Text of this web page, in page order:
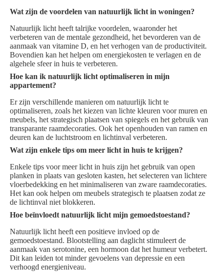
Wat zijn de voordelen van natuurlijk licht in woningen?
Natuurlijk licht heeft talrijke voordelen, waaronder het
verbeteren van de mentale gezondheid, het bevorderen van de
aanmaak van vitamine D, en het verhogen van de productiviteit.
Bovendien kan het helpen om energiekosten te verlagen en de
algehele sfeer in huis te verbeteren.
Hoe kan ik natuurlijk licht optimaliseren in mijn
appartement?
Er zijn verschillende manieren om natuurlijk licht te
optimaliseren, zoals het kiezen van lichte kleuren voor muren en
meubels, het strategisch plaatsen van spiegels en het gebruik van
transparante raamdecoraties. Ook het openhouden van ramen en
deuren kan de luchtstroom en lichtinval verbeteren.
Wat zijn enkele tips om meer licht in huis te krijgen?
Enkele tips voor meer licht in huis zijn het gebruik van open
planken in plaats van gesloten kasten, het selecteren van lichtere
vloerbedekking en het minimaliseren van zware raamdecoraties.
Het kan ook helpen om meubels strategisch te plaatsen zodat ze
de lichtinval niet blokkeren.
Hoe beïnvloedt natuurlijk licht mijn gemoedstoestand?
Natuurlijk licht heeft een positieve invloed op de
gemoedstoestand. Blootstelling aan daglicht stimuleert de
aanmaak van serotonine, een hormoon dat het humeur verbetert.
Dit kan leiden tot minder gevoelens van depressie en een
verhoogd energieniveau.